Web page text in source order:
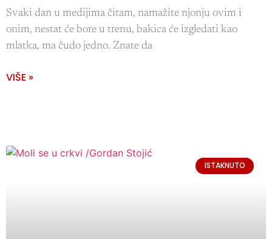
Svaki dan u medijima čitam, namažite njonju ovim i
onim, nestat će bore u trenu, bakica će izgledati kao
mlatka, ma čudo jedno. Znate da
VIŠE »
ISTAKNUTO